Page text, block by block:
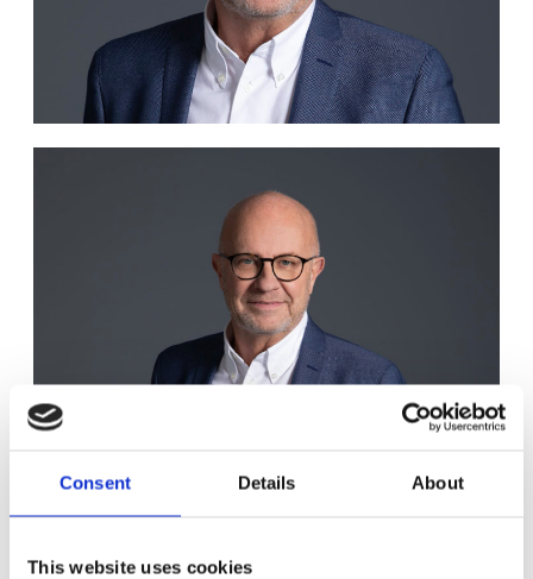
Consent Details About
This website uses cookies